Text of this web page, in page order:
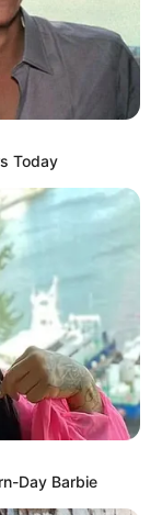
14:25
yayılan
Today
Day Barbie